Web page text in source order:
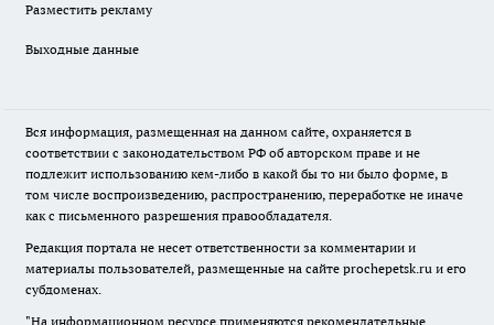
Разместить рекламу
Выходные данные
Вся информация, размещенная на данном сайте, охраняется в
соответствии с законодательством РФ об авторском праве и не
подлежит использованию кем-либо в какой бы то ни было форме, в
том числе воспроизведению, распространению, переработке не иначе
как с письменного разрешения правообладателя.
Редакция портала не несет ответственности за комментарии и
материалы пользователей, размещенные на сайте prochepetsk.ru и его
субдоменах.
"На информационном ресурсе применяются рекомендательные